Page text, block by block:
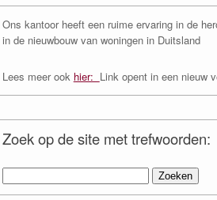
Ons kantoor heeft een ruime ervaring in de
in de nieuwbouw van woningen in Duitsland
Lees meer ook hier: Link opent in een nieuw
Zoek op de site met trefwoorden:
naar: